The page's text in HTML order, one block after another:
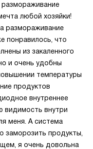
любой хозяйки!
размораживание
понравилось, что
из закаленного
и очень удобны
температуры
продуктов
внутреннее
видимость внутри
меня. А система
заморозить продукты,
я очень довольна